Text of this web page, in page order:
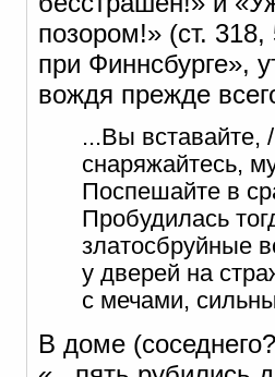
позором!» (ст.
при Финнсбурге»,
вождя прежде
...Вы вставайте,
снаряжайтесь,
Поспешайте в
Пробудилась
златосбруйные
у дверей на
с мечами,
В доме